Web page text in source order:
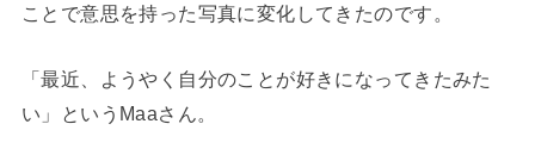
ことで意思を持った写真に変化してきたのです。
「最近、ようやく自分のことが好きになってきたみた
い」というMaaさん。